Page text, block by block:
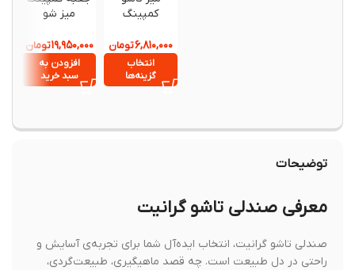
کمپینگ
NH20JJ020
اورجینال
۶,۸۱۰,۰۰۰تومان
انتخاب
گزینه‌ها
میز شو
CNK2450XB018
۱۹,۹۵۰,۰۰۰تومان
افزودن به
سبد خرید
توضیحات
معرفی صندلی تاشو گرانیت
صندلی تاشو گرانیت، انتخاب ایده‌آل شما برای تجربه‌ی آسایش و
راحتی در دل طبیعت است. چه قصد ماهیگیری، طبیعت‌گردی،